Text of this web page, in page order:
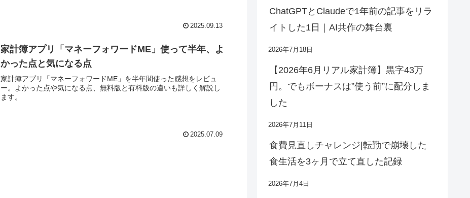
2025.09.13
家計簿アプリ「マネーフォワードME」使って半年、よ
かった点と気になる点
家計簿アプリ「マネーフォワードME」を半年間使った感想をレビュ
ー。よかった点や気になる点、無料版と有料版の違いも詳しく解説し
ます。
2025.07.09
ChatGPTとClaudeで1年前の記事をリラ
イトした1日｜AI共作の舞台裏
2026年7月18日
【2026年6月リアル家計簿】黒字43万
円。でもボーナスは”使う前”に配分しま
した
2026年7月11日
食費見直しチャレンジ|転勤で崩壊した
食生活を3ヶ月で立て直した記録
2026年7月4日